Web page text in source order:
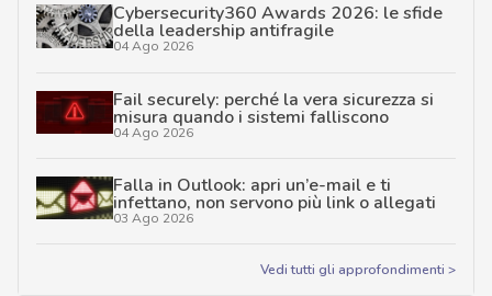
Cybersecurity360 Awards 2026: le sfide
della leadership antifragile
04 Ago 2026
Fail securely: perché la vera sicurezza si
misura quando i sistemi falliscono
04 Ago 2026
Falla in Outlook: apri un’e-mail e ti
infettano, non servono più link o allegati
03 Ago 2026
Vedi tutti gli approfondimenti >